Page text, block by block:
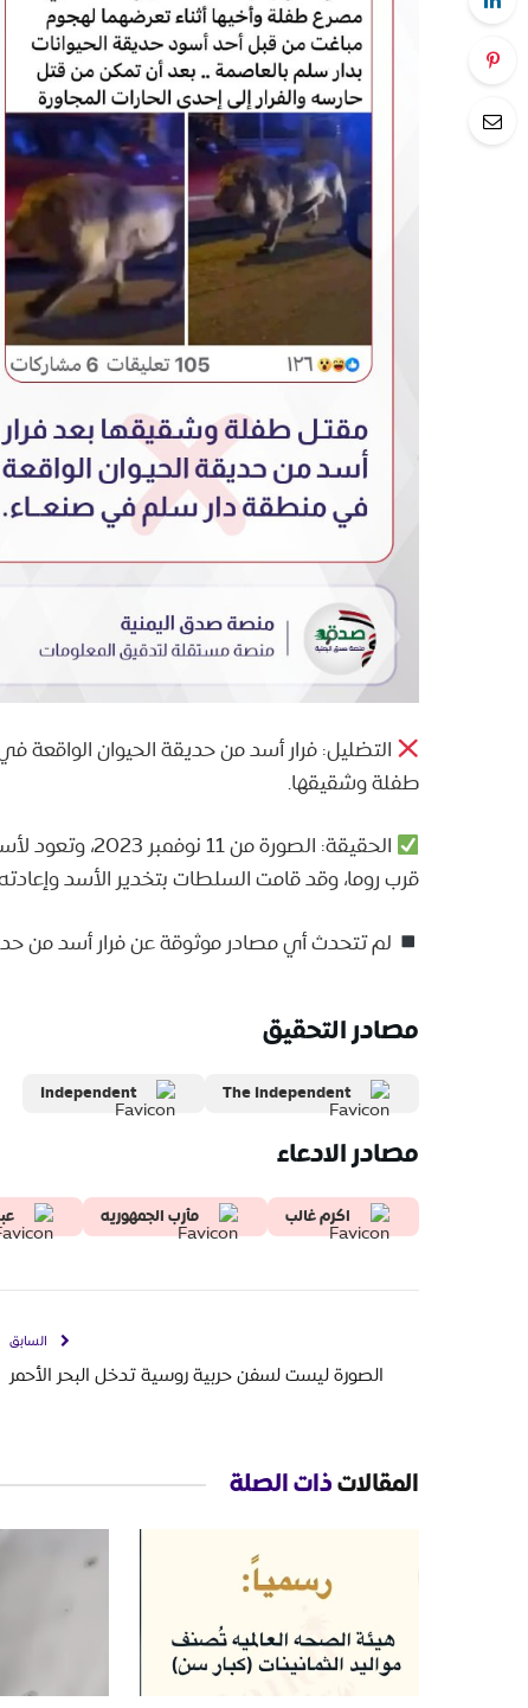
التضليل: فرار أسد من حديقة الحيوان
طفلة وشقيقها.
الحقيقة:
قرب روما، وقد قامت السلطات بتخدير الأسد
لم تتحدث أي مصادر موثوقة عن فرار أسد من
مصادر التحقيق
The Independent
Independent
مصادر الادعاء
اكرم غالب مأرب الجمهوريه
السابق
الصورة ليست لسفن حربية روسية تدخل البحر الأحمر
المقالاتذات الصلة